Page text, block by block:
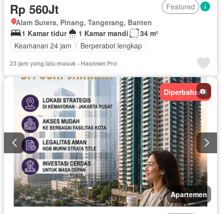
Rp 560Jt
Featured
Alam Sutera, Pinang, Tangerang, Banten
1 Kamar tidur
1 Kamar mandi
34 m²
Keamanan 24 jam
Berperabot lengkap
23 jam yang lalu masuk - Hastown Pro
Diperbaharui
Apartemen